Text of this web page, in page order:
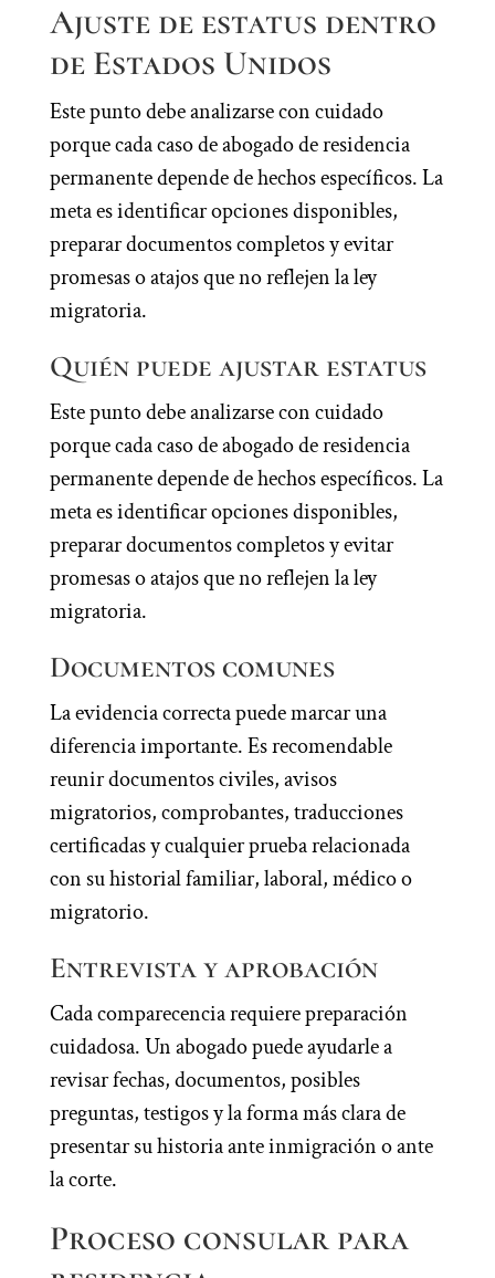
Ajuste de estatus dentro
de Estados Unidos
Este punto debe analizarse con cuidado
porque cada caso de abogado de residencia
permanente depende de hechos específicos. La
meta es identificar opciones disponibles,
preparar documentos completos y evitar
promesas o atajos que no reflejen la ley
migratoria.
Quién puede ajustar estatus
Este punto debe analizarse con cuidado
porque cada caso de abogado de residencia
permanente depende de hechos específicos. La
meta es identificar opciones disponibles,
preparar documentos completos y evitar
promesas o atajos que no reflejen la ley
migratoria.
Documentos comunes
La evidencia correcta puede marcar una
diferencia importante. Es recomendable
reunir documentos civiles, avisos
migratorios, comprobantes, traducciones
certificadas y cualquier prueba relacionada
con su historial familiar, laboral, médico o
migratorio.
Entrevista y aprobación
Cada comparecencia requiere preparación
cuidadosa. Un abogado puede ayudarle a
revisar fechas, documentos, posibles
preguntas, testigos y la forma más clara de
presentar su historia ante inmigración o ante
la corte.
Proceso consular para